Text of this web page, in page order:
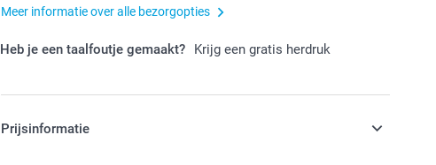
Meer informatie over alle bezorgopties
Heb je een taalfoutje gemaakt? Krijg een gratis herdruk
Prijsinformatie